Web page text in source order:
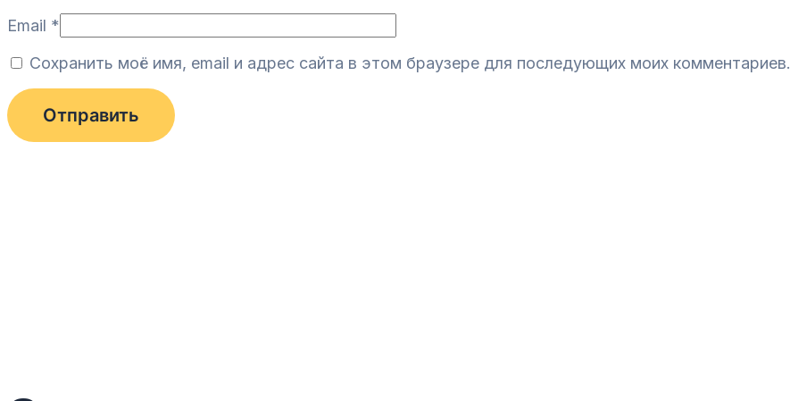
Email *
Сохранить моё имя, email и адрес сайта в этом браузере для последующих моих комментариев.